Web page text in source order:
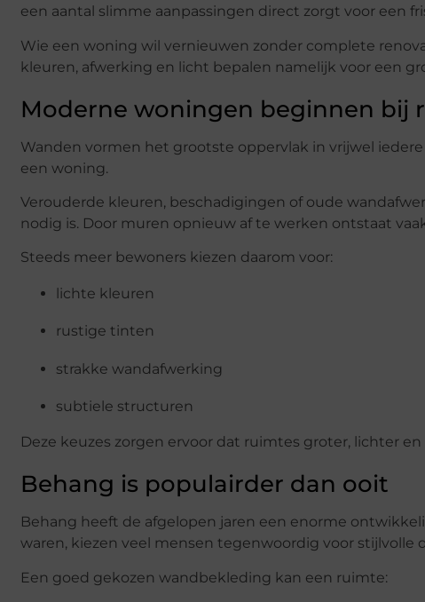
een aantal slimme aanpassingen direct zorgt voor een
Wie een woning wil vernieuwen zonder complete
kleuren, afwerking en licht bepalen namelijk voor een
Moderne woningen beginnen bij
Wanden vormen het grootste oppervlak in vrijwel
een woning.
Verouderde kleuren, beschadigingen of oude
nodig is. Door muren opnieuw af te werken ontstaat
Steeds meer bewoners kiezen daarom voor:
lichte kleuren
rustige tinten
strakke wandafwerking
subtiele structuren
Deze keuzes zorgen ervoor dat ruimtes groter, lichter
Behang is populairder dan ooit
Behang heeft de afgelopen jaren een enorme
waren, kiezen veel mensen tegenwoordig voor
Een goed gekozen wandbekleding kan een ruimte: